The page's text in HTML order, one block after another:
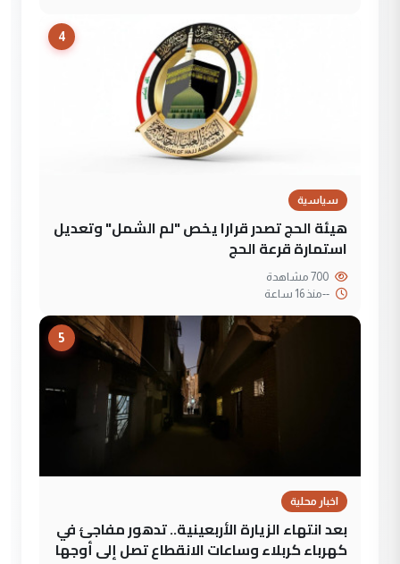
4
سياسية
هيئة الحج تصدر قرارا يخص "لم الشمل" وتعديل
استمارة قرعة الحج
--منذ 16 ساعة
5
اخبار محلية
بعد انتهاء الزيارة الأربعينية.. تدهور مفاجئ في
كهرباء كربلاء وساعات الانقطاع تصل إلى أوجها